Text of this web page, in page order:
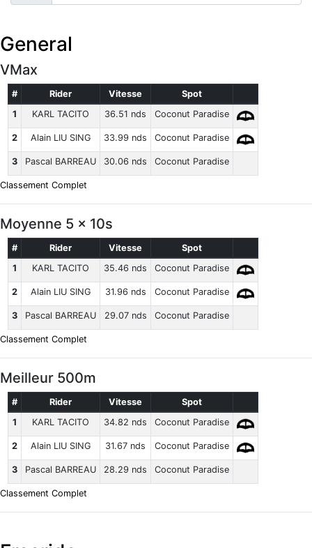
General
VMax
# Rider Vitesse
Spot
1
KARL TACITO 36.51 nds Coconut Paradise
2 Alain LIU SING 33.99 nds Coconut Paradise
3 Pascal BARREAU 30.06 nds Coconut Paradise
Classement Complet
Moyenne 5 x 10s
# Rider Vitesse
Spot
1
KARL TACITO 35.46 nds Coconut Paradise
2 Alain LIU SING 31.96 nds Coconut Paradise
3 Pascal BARREAU 29.07 nds Coconut Paradise
Classement Complet
Meilleur 500m
# Rider Vitesse
Spot
1
KARL TACITO 34.82 nds Coconut Paradise
2 Alain LIU SING 31.67 nds Coconut Paradise
3 Pascal BARREAU 28.29 nds Coconut Paradise
Classement Complet